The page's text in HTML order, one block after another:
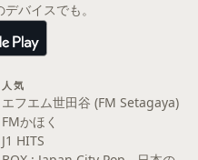
バイスでも。
人気
エフエム世田谷 (FM Setagaya)
FMかほく
J1 HITS